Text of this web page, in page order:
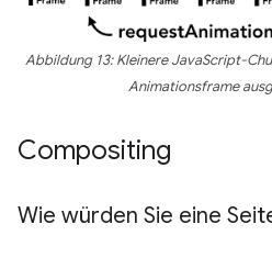
Abbildung 13: Kleinere JavaScript-
Animationsframe
Compositing
Wie würden Sie eine